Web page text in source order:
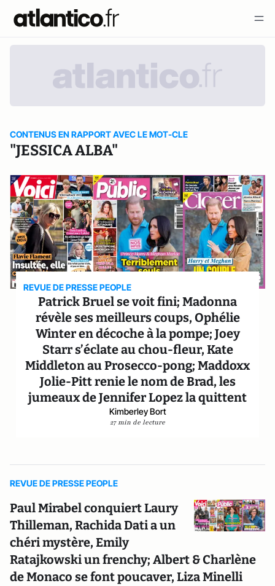
CONTENUS EN RAPPORT AVEC LE MOT-CLE
"JESSICA ALBA"
REVUE DE PRESSE PEOPLE
Patrick Bruel se voit fini; Madonna
révèle ses meilleurs coups, Ophélie
Winter en décoche à la pompe; Joey
Starr s’éclate au chou-fleur, Kate
Middleton au Prosecco-pong; Maddoxx
Jolie-Pitt renie le nom de Brad, les
jumeaux de Jennifer Lopez la quittent
Kimberley Bort
27 min de lecture
REVUE DE PRESSE PEOPLE
Paul Mirabel conquiert Laury
Thilleman, Rachida Dati a un
chéri mystère, Emily
Ratajkowski un frenchy; Albert & Charlène
de Monaco se font poucaver, Liza Minelli